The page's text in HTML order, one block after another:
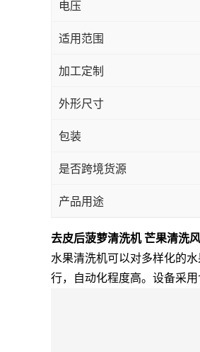
电压
适用范围
加工定制
外形尺寸
包装
是否跨境货源
产品用途
去皮后菠萝清洗机 芒果清洗
水果清洗机可以对多样化的
行，自动化程度高。设备采